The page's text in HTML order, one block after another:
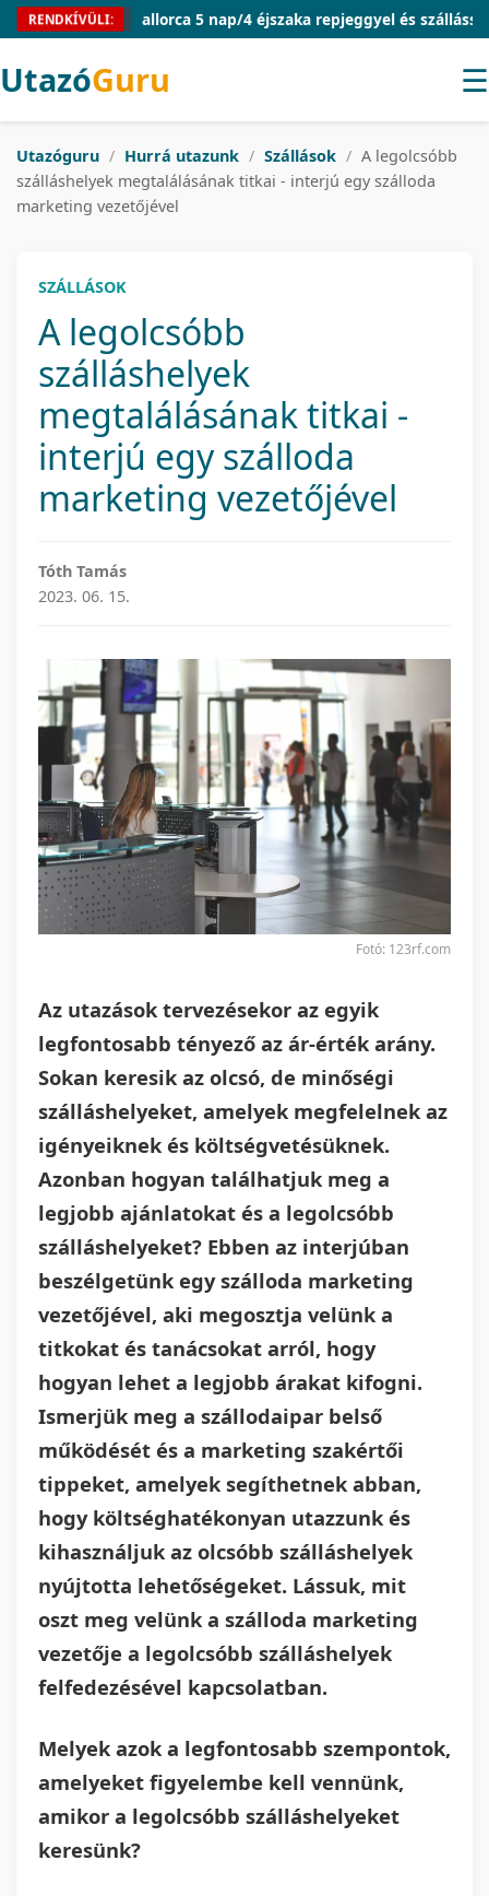
RENDKÍVÜLI:Mallorca 5 nap/4 éjszaka repjeggyel és szállással
UtazóGuru ☰
Utazóguru / Hurrá utazunk / Szállások / A legolcsóbb
szálláshelyek megtalálásának titkai - interjú egy szálloda
marketing vezetőjével
SZÁLLÁSOK
A legolcsóbb
szálláshelyek
megtalálásának titkai -
interjú egy szálloda
marketing vezetőjével
Tóth Tamás
2023. 06. 15.
Fotó: 123rf.com
Az utazások tervezésekor az egyik
legfontosabb tényező az ár-érték arány.
Sokan keresik az olcsó, de minőségi
szálláshelyeket, amelyek megfelelnek az
igényeiknek és költségvetésüknek.
Azonban hogyan találhatjuk meg a
legjobb ajánlatokat és a legolcsóbb
szálláshelyeket? Ebben az interjúban
beszélgetünk egy szálloda marketing
vezetőjével, aki megosztja velünk a
titkokat és tanácsokat arról, hogy
hogyan lehet a legjobb árakat kifogni.
Ismerjük meg a szállodaipar belső
működését és a marketing szakértői
tippeket, amelyek segíthetnek abban,
hogy költséghatékonyan utazzunk és
kihasználjuk az olcsóbb szálláshelyek
nyújtotta lehetőségeket. Lássuk, mit
oszt meg velünk a szálloda marketing
vezetője a legolcsóbb szálláshelyek
felfedezésével kapcsolatban.
Melyek azok a legfontosabb szempontok,
amelyeket figyelembe kell vennünk,
amikor a legolcsóbb szálláshelyeket
keresünk?